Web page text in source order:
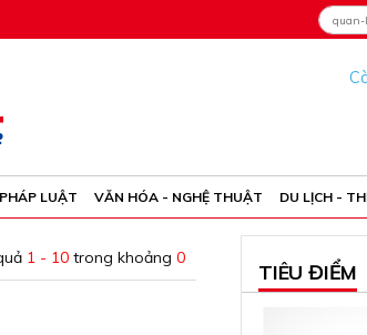
PHÁP LUẬT VĂN HÓA - NGHỆ THUẬT DU LỊCH -
1 - 10 trong khoảng 0
TIÊU ĐIỂM